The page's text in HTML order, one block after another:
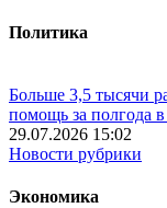
Политика
Больше 3,5 тысячи
помощь за полгода
29.07.2026 15:02
Новости рубрики
Экономика